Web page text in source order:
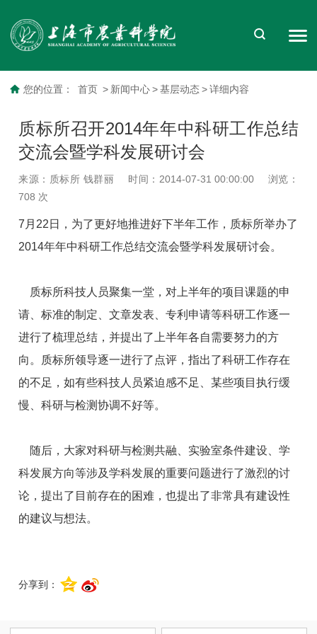
您的位置： 首页 > 新闻中心 > 基层动态 > 详细内容
质标所召开2014年年中科研工作总结
交流会暨学科发展研讨会
来源：质标所 钱群丽 时间：2014-07-31 00:00:00
浏览：
708 次
7月22日，为了更好地推进好下半年工作，质标所举办了
2014年年中科研工作总结交流会暨学科发展研讨会。
质标所科技人员聚集一堂，对上半年的项目课题的申
请、标准的制定、文章发表、专利申请等科研工作逐一
进行了梳理总结，并提出了上半年各自需要努力的方
向。质标所领导逐一进行了点评，指出了科研工作存在
的不足，如有些科技人员紧迫感不足、某些项目执行缓
慢、科研与检测协调不好等。
随后，大家对科研与检测共融、实验室条件建设、学
科发展方向等涉及学科发展的重要问题进行了激烈的讨
论，提出了目前存在的困难，也提出了非常具有建设性
的建议与想法。
分享到：